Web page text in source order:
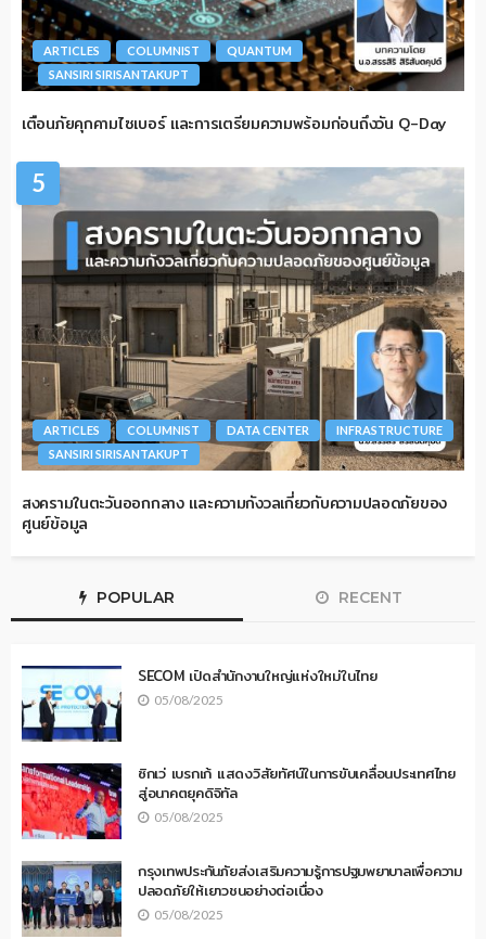
ARTICLES COLUMNIST
QUANTUM
SANSIRI SIRISANTAKUPT
เตือนภัยคุกคามไซเบอร์ และการเตรียมความพร้อมก่อนถึงวัน Q-Day
5
ARTICLES COLUMNIST DATA CENTER
INFRASTRUCTURE
SANSIRI SIRISANTAKUPT
สงครามในตะวันออกกลาง และความกังวลเกี่ยวกับความปลอดภัยของ
ศูนย์ข้อมูล
POPULAR RECENT
SECOM เปิดสำนักงานใหญ่แห่งใหม่ในไทย
05/08/2025
ซิกเว่ เบรกเก้ แสดงวิสัยทัศน์ในการขับเคลื่อนประเทศไทย
สู่อนาคตยุคดิจิทัล
05/08/2025
กรุงเทพประกันภัยส่งเสริมความรู้การปฐมพยาบาลเพื่อความ
ปลอดภัยให้เยาวชนอย่างต่อเนื่อง
05/08/2025